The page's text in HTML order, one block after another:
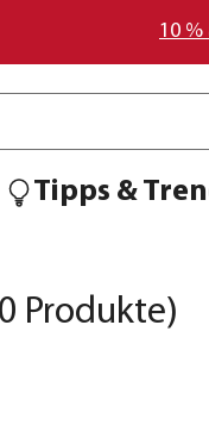
10
Tipps &
Produkte)